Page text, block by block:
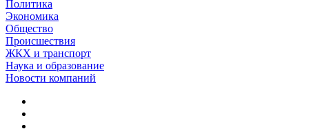
Политика
Экономика
Общество
Происшествия
ЖКХ и транспорт
Наука и образование
Новости компаний